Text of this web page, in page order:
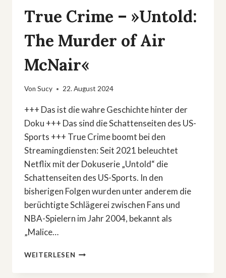
True Crime – »Untold:
The Murder of Air
McNair«
Von Sucy 22. August 2024
+++ Das ist die wahre Geschichte hinter der
Doku +++ Das sind die Schattenseiten des US-
Sports +++ True Crime boomt bei den
Streamingdiensten: Seit 2021 beleuchtet
Netflix mit der Dokuserie „Untold“ die
Schattenseiten des US-Sports. In den
bisherigen Folgen wurden unter anderem die
berüchtigte Schlägerei zwischen Fans und
NBA-Spielern im Jahr 2004, bekannt als
„Malice…
WEITERLESEN TRUE
–